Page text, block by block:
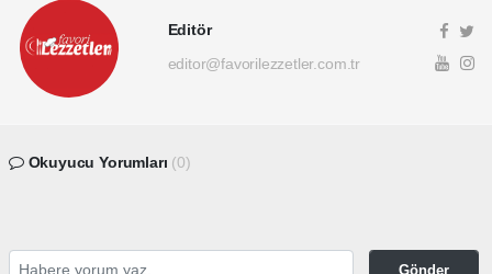
Editör
editor@favorilezzetler.com.tr
Okuyucu Yorumları (0)
Gönder